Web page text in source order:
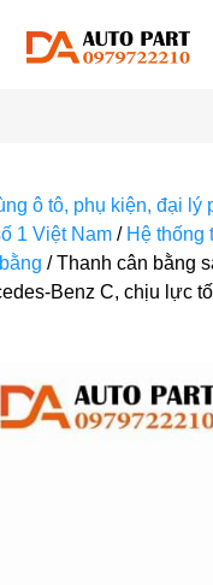
ô tô, phụ kiện, đại lý
1 Việt Nam / Hệ thống
/ Thanh cân bằng
Benz C, chịu lực